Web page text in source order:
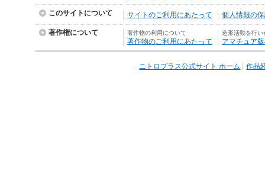
このサイトについて サイトのご利用にあたって 個人情報の
著作権について 著作物の利用について
著作物のご利用にあたって
造形活動を行い
アマチュア
ニトロプラス公式サイト ホーム 作品